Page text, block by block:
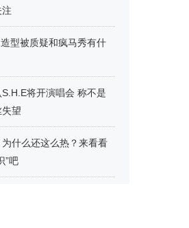
型被质疑和疯马秀有什
将开演唱会 称不是
望
什么还这么热？来看看
”吧